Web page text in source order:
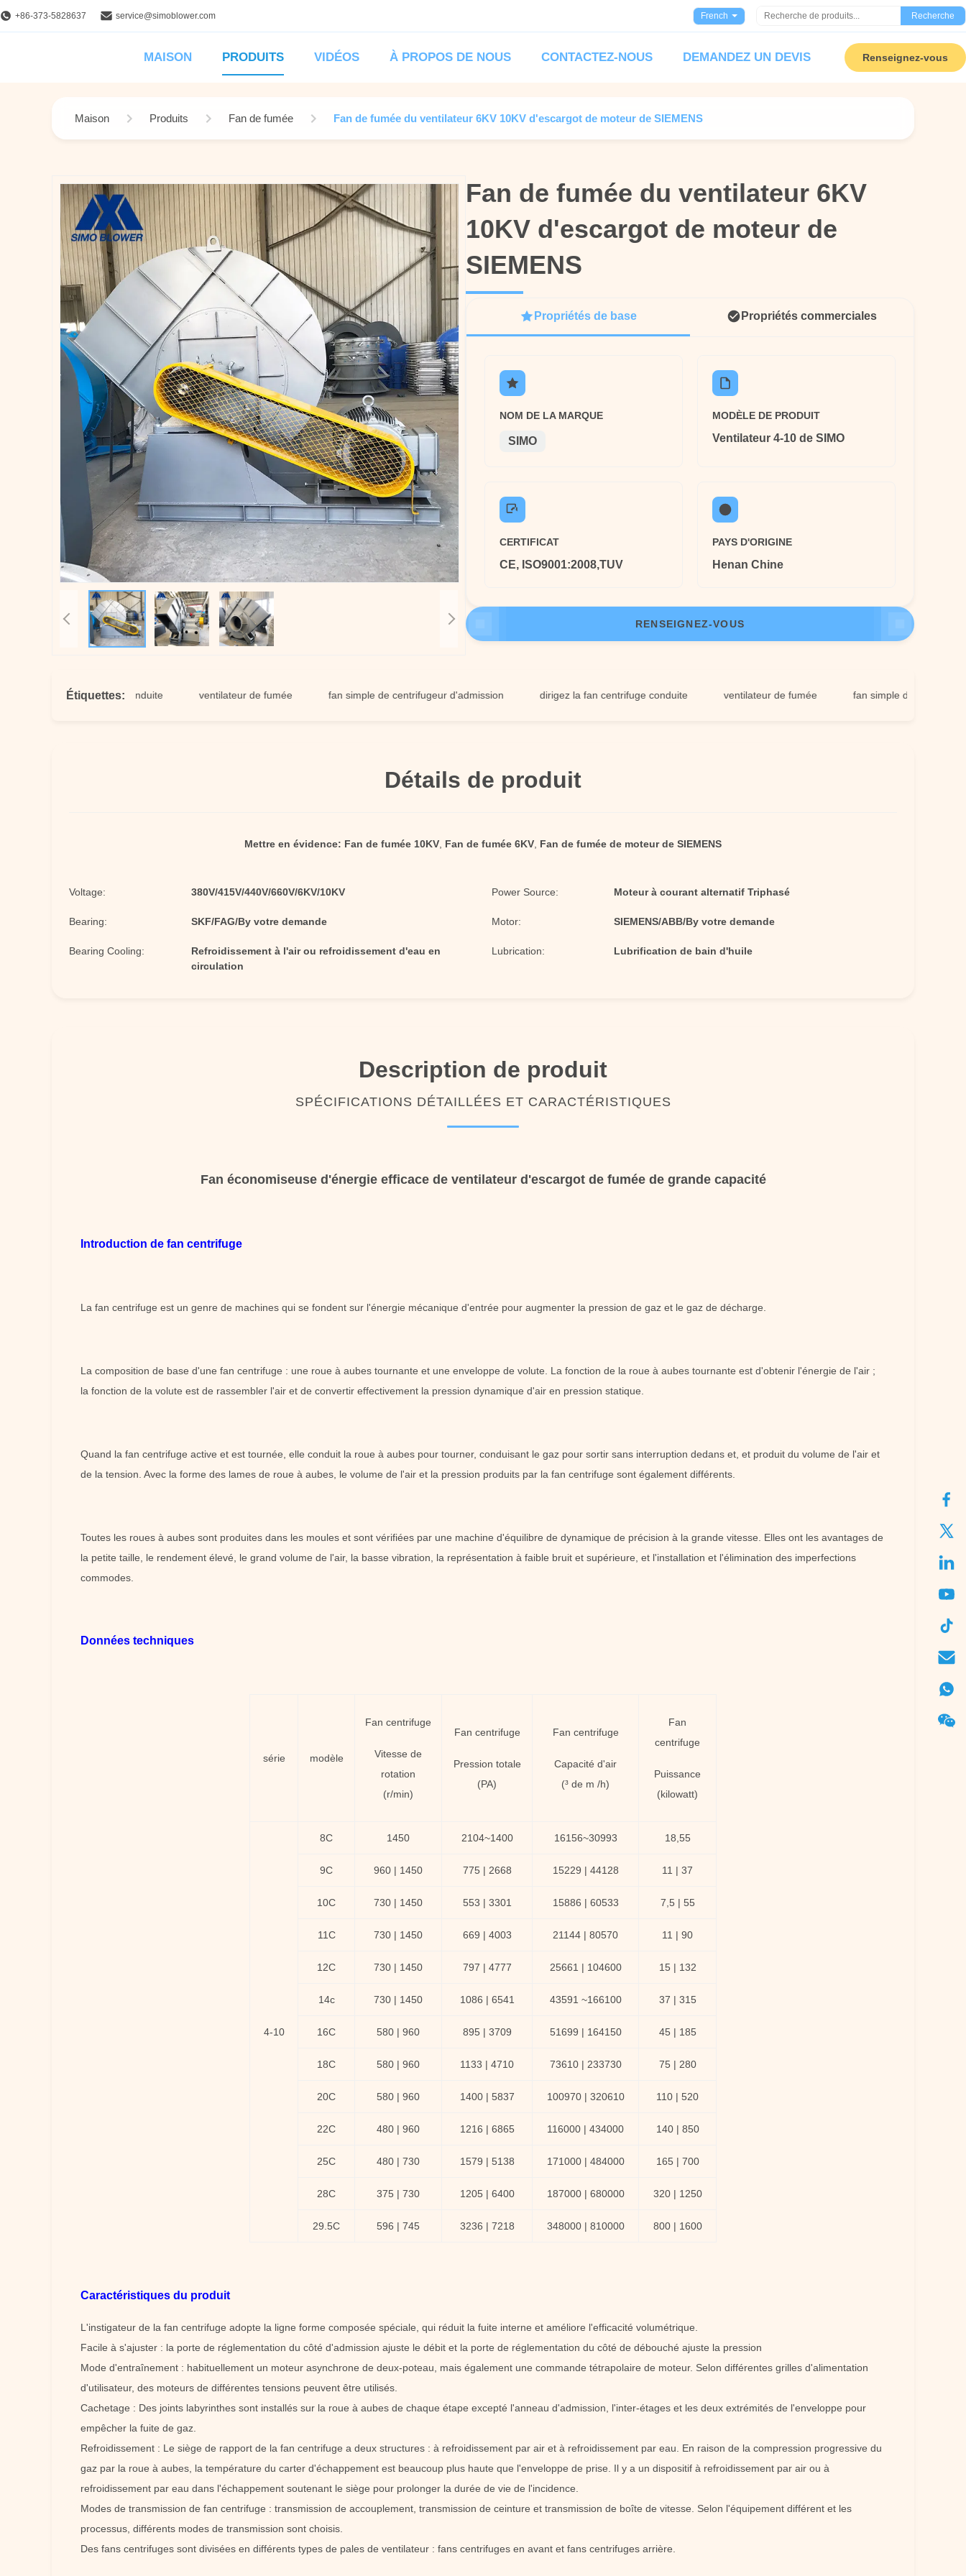
+86-373-5828637 service@simoblower.com French Recherche
MAISON PRODUITS VIDÉOS À PROPOS DE NOUS CONTACTEZ-NOUS DEMANDEZ UN DEVIS Renseignez-vous
Maison Produits Fan de fumée Fan de fumée du ventilateur 6KV 10KV d'escargot de moteur de SIEMENS
Fan de fumée du ventilateur 6KV
10KV d'escargot de moteur de
SIEMENS
Fan de fumée du ventilateur 6KV
10KV d'escargot de moteur de
SIEMENS
Propriétés de base Propriétés commerciales
NOM DE LA MARQUE
SIMO
MODÈLE DE PRODUIT
Ventilateur 4-10 de SIMO
CERTIFICAT
CE, ISO9001:2008,TUV
PAYS D'ORIGINE
Henan Chine
RENSEIGNEZ-VOUS
Étiquettes:
la fan centrifuge conduite ventilateur de fumée fan simple de centrifugeur d'admission dirigez la fan centrifuge conduite ventilateur de fumée fan simple de centrifugeur
Détails de produit
Mettre en évidence: Fan de fumée 10KV Fan de fumée 6KV Fan de fumée de moteur de SIEMENS
Voltage: 380V/415V/440V/660V/6KV/10KV Power Source: Moteur à courant alternatif Triphasé
Bearing: SKF/FAG/By votre demande Motor: SIEMENS/ABB/By votre demande
Bearing Cooling:
Refroidissement à l'air ou refroidissement d'eau en
circulation
Lubrication: Lubrification de bain d'huile
Description de produit
SPÉCIFICATIONS DÉTAILLÉES ET CARACTÉRISTIQUES
Fan économiseuse d'énergie efficace de ventilateur d'escargot de fumée de grande capacité
Introduction de fan centrifuge
La fan centrifuge est un genre de machines qui se fondent sur l'énergie mécanique d'entrée pour augmenter la pression de gaz et le gaz de décharge.
La composition de base d'une fan centrifuge : une roue à aubes tournante et une enveloppe de volute. La fonction de la roue à aubes tournante est d'obtenir l'énergie de l'air ;
la fonction de la volute est de rassembler l'air et de convertir effectivement la pression dynamique d'air en pression statique.
Quand la fan centrifuge active et est tournée, elle conduit la roue à aubes pour tourner, conduisant le gaz pour sortir sans interruption dedans et, et produit du volume de l'air et
de la tension. Avec la forme des lames de roue à aubes, le volume de l'air et la pression produits par la fan centrifuge sont également différents.
Toutes les roues à aubes sont produites dans les moules et sont vérifiées par une machine d'équilibre de dynamique de précision à la grande vitesse. Elles ont les avantages de
la petite taille, le rendement élevé, le grand volume de l'air, la basse vibration, la représentation à faible bruit et supérieure, et l'installation et l'élimination des imperfections
commodes.
Données techniques
série modèle
Fan centrifuge
Vitesse de
rotation
(r/min)
Fan centrifuge
Pression totale
(PA)
Fan centrifuge
Capacité d'air
(³ de m /h)
Fan
centrifuge
Puissance
(kilowatt)
4-10
8C 1450 2104~1400 16156~30993 18,55
9C 960 | 1450 775 | 2668 15229 | 44128 11 | 37
10C 730 | 1450 553 | 3301 15886 | 60533 7,5 | 55
11C 730 | 1450 669 | 4003 21144 | 80570 11 | 90
12C 730 | 1450 797 | 4777 25661 | 104600 15 | 132
14c 730 | 1450 1086 | 6541 43591 ~166100 37 | 315
16C 580 | 960 895 | 3709 51699 | 164150 45 | 185
18C 580 | 960 1133 | 4710 73610 | 233730 75 | 280
20C 580 | 960 1400 | 5837 100970 | 320610 110 | 520
22C 480 | 960 1216 | 6865 116000 | 434000 140 | 850
25C 480 | 730 1579 | 5138 171000 | 484000 165 | 700
28C 375 | 730 1205 | 6400 187000 | 680000 320 | 1250
29.5C 596 | 745 3236 | 7218 348000 | 810000 800 | 1600
Caractéristiques du produit
L'instigateur de la fan centrifuge adopte la ligne forme composée spéciale, qui réduit la fuite interne et améliore l'efficacité volumétrique.
Facile à s'ajuster : la porte de réglementation du côté d'admission ajuste le débit et la porte de réglementation du côté de débouché ajuste la pression
Mode d'entraînement : habituellement un moteur asynchrone de deux-poteau, mais également une commande tétrapolaire de moteur. Selon différentes grilles d'alimentation
d'utilisateur, des moteurs de différentes tensions peuvent être utilisés.
Cachetage : Des joints labyrinthes sont installés sur la roue à aubes de chaque étape excepté l'anneau d'admission, l'inter-étages et les deux extrémités de l'enveloppe pour
empêcher la fuite de gaz.
Refroidissement : Le siège de rapport de la fan centrifuge a deux structures : à refroidissement par air et à refroidissement par eau. En raison de la compression progressive du
gaz par la roue à aubes, la température du carter d'échappement est beaucoup plus haute que l'enveloppe de prise. Il y a un dispositif à refroidissement par air ou à
refroidissement par eau dans l'échappement soutenant le siège pour prolonger la durée de vie de l'incidence.
Modes de transmission de fan centrifuge : transmission de accouplement, transmission de ceinture et transmission de boîte de vitesse. Selon l'équipement différent et les
processus, différents modes de transmission sont choisis.
Des fans centrifuges sont divisées en différents types de pales de ventilateur : fans centrifuges en avant et fans centrifuges arrière.